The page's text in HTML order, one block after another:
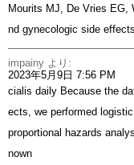
Mourits MJ, De Vries EG,
nd gynecologic side
impainy より:
2023年5月9日 7:56 PM
cialis daily Because the
ects, we performed
proportional hazards
nown